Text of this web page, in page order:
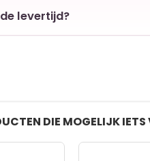
levertijd?
DIE MOGELIJK